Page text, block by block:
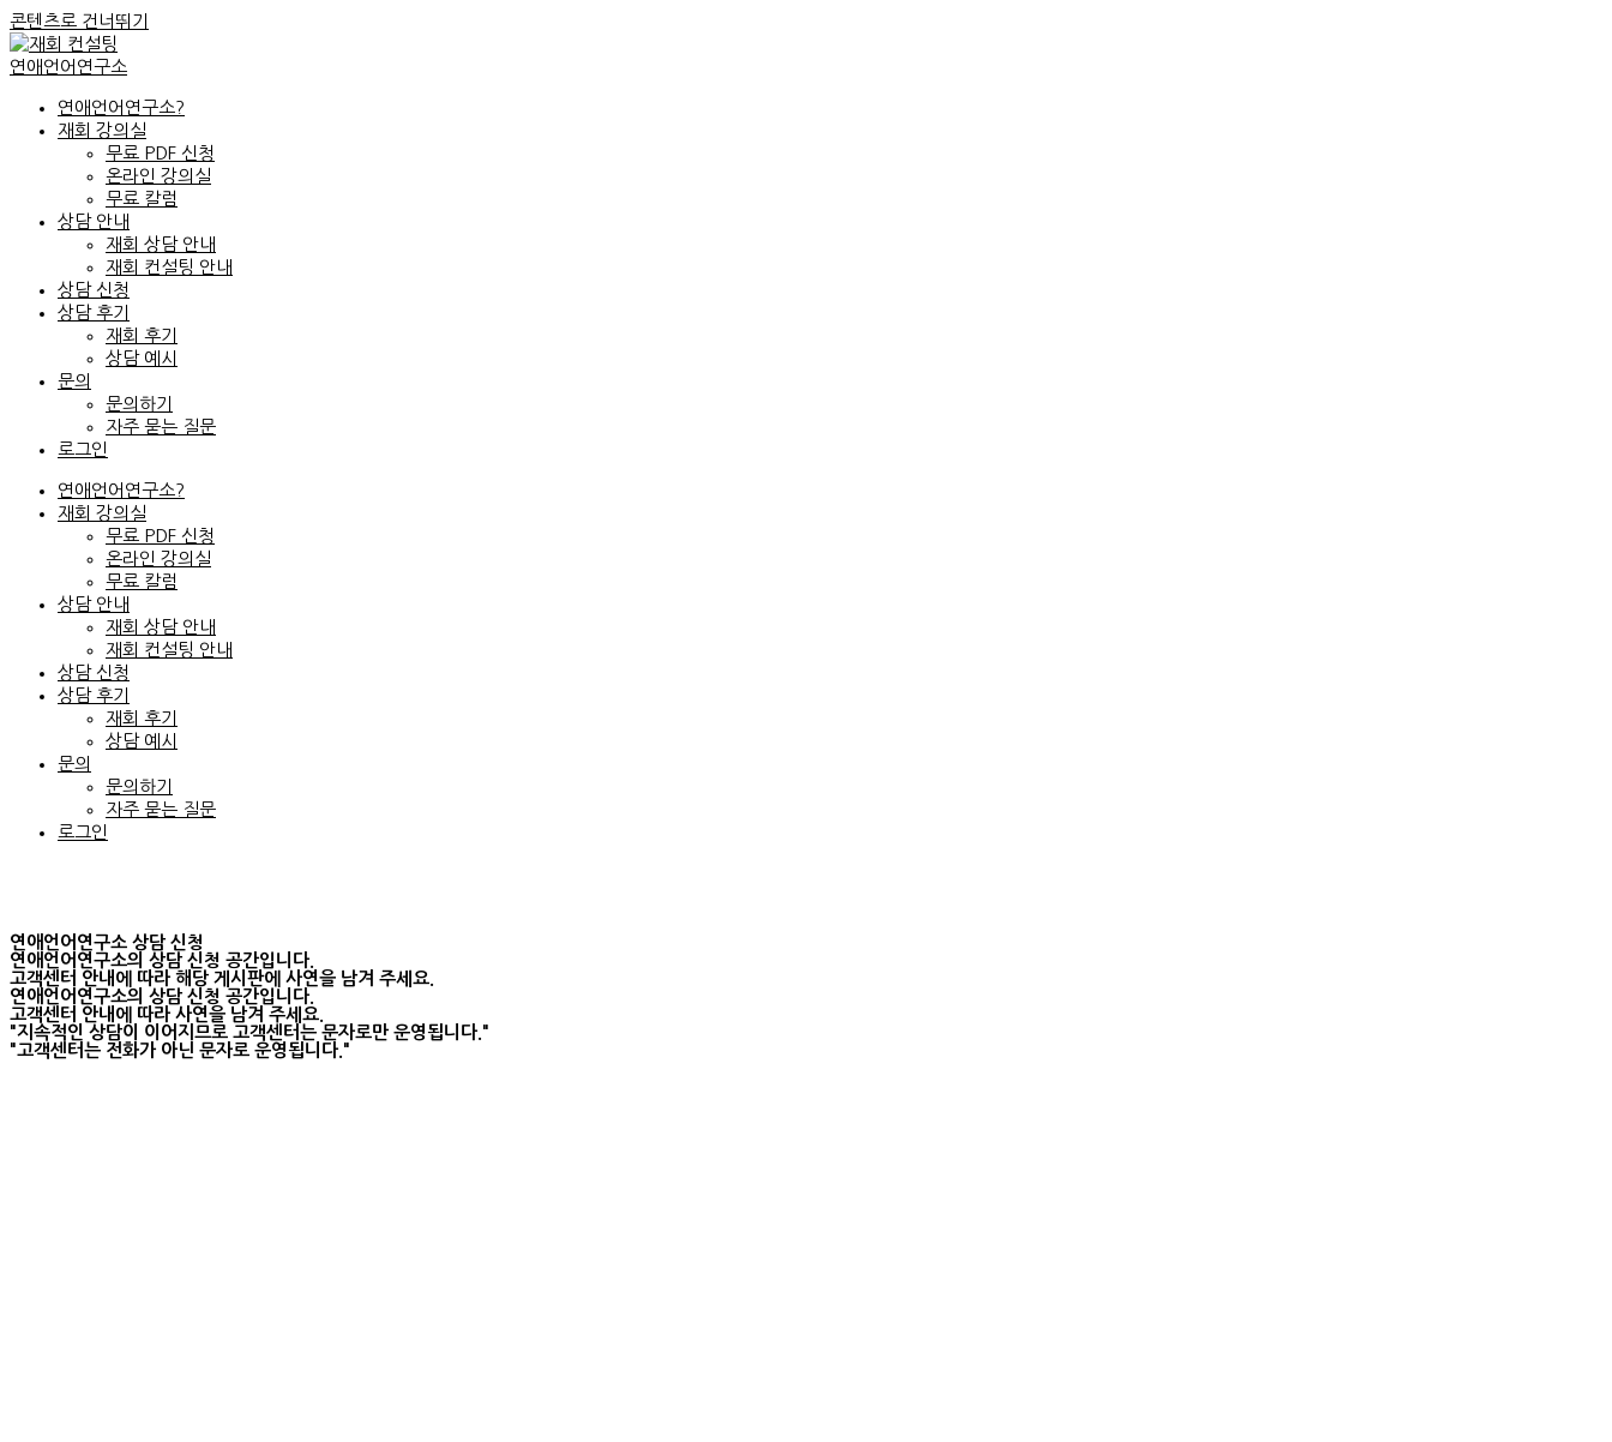
콘텐츠로 건너뛰기
연애언어연구소
연애언어연구소?
재회 강의실
무료 PDF 신청
온라인 강의실
무료 칼럼
상담 안내
재회 상담 안내
재회 컨설팅 안내
상담 신청
상담 후기
재회 후기
상담 예시
문의
문의하기
자주 묻는 질문
로그인
연애언어연구소?
재회 강의실
무료 PDF 신청
온라인 강의실
무료 칼럼
상담 안내
재회 상담 안내
재회 컨설팅 안내
상담 신청
상담 후기
재회 후기
상담 예시
문의
문의하기
자주 묻는 질문
로그인
연애언어연구소 상담 신청
연애언어연구소의 상담 신청 공간입니다.
고객센터 안내에 따라 해당 게시판에 사연을 남겨 주세요.
연애언어연구소의 상담 신청 공간입니다.
고객센터 안내에 따라 사연을 남겨 주세요.
"지속적인 상담이 이어지므로 고객센터는 문자로만 운영됩니다."
"고객센터는 전화가 아닌 문자로 운영됩니다."